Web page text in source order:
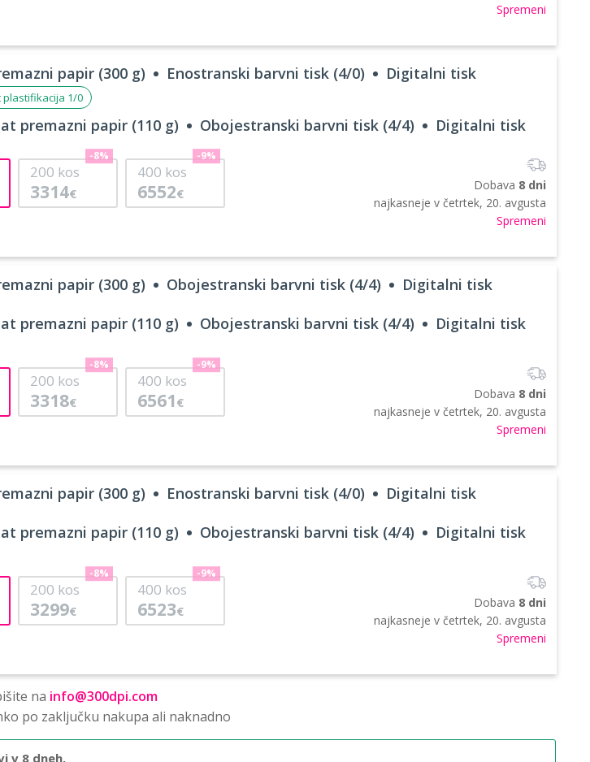
Spremeni
papir (300 g) Enostranski barvni tisk (4/0) Digitalni tisk
1/0
premazni papir (110 g) Obojestranski barvni tisk (4/4) Digitalni tisk
200 kos
3314€
-8%
400 kos
6552€
-9%
Dobava 8 dni
najkasneje v četrtek, 20. avgusta
Spremeni
papir (300 g) Obojestranski barvni tisk (4/4) Digitalni tisk
premazni papir (110 g) Obojestranski barvni tisk (4/4) Digitalni tisk
200 kos
3318€
-8%
400 kos
6561 €
-9%
Dobava 8 dni
najkasneje v četrtek, 20. avgusta
Spremeni
papir (300 g) Enostranski barvni tisk (4/0) Digitalni tisk
premazni papir (110 g) Obojestranski barvni tisk (4/4) Digitalni tisk
200 kos
3299€
-8%
400 kos
6523€
-9%
Dobava 8 dni
najkasneje v četrtek, 20. avgusta
Spremeni
na info@300dpi.com
po zaključku nakupa ali naknadno
v 8 dneh.